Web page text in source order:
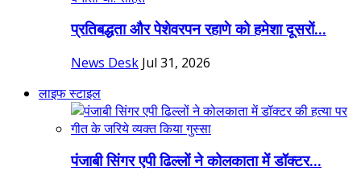
प्रतिबद्धता और पेशेवरपन रहाणे को हमेशा दूसरों...
News Desk Jul 31, 2026
लाइफ स्टाइल
पंजाबी सिंगर एपी ढिल्लों ने कोलकाता में डॉक्टर...